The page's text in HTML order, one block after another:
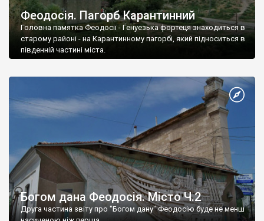
Феодосія. Пагорб Карантинний
Головна памятка Феодосії - Генуезька фортеця знаходиться в
старому районі - на Карантинному пагорбі, який підноситься в
південній частині міста.
Богом дана Феодосія. Місто Ч.2
Друга частина звіту про "Богом дану" Феодосію буде не менш